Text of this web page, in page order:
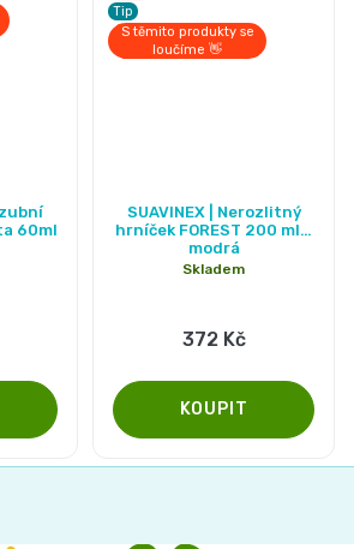
zubní
60ml
Tip
S těmito produkty se
loučíme 👋
SUAVINEX | Nerozlitný
hrníček FOREST 200 ml -
modrá
Skladem
372 Kč